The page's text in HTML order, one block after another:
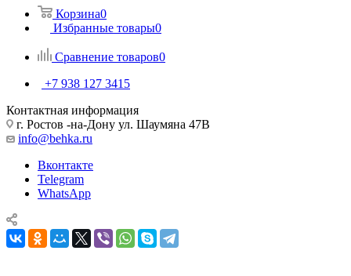
Корзина0
Избранные товары0
Сравнение товаров0
+7 938 127 3415
Контактная информация
г. Ростов -на-Дону ул. Шаумяна 47В
info@behka.ru
Вконтакте
Telegram
WhatsApp